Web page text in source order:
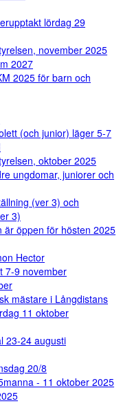
lördag 29
november 2025
2027
2025 för barn och
(och junior) läger 5-7
oktober 2025
ungdomar, juniorer och
(ver 3) och
3)
är öppen för hösten 2025
Hector
7-9 november
mästare i Långdistans
11 oktober
23-24 augusti
20/8
- 11 oktober 2025